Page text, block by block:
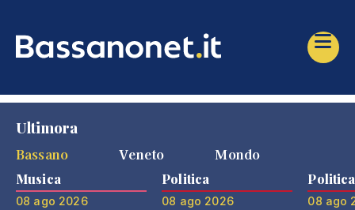
Ultimora
Bassano
Veneto Mondo
Musica
08 ago 2026
Politica
08 ago 2026
Politica
08 ago